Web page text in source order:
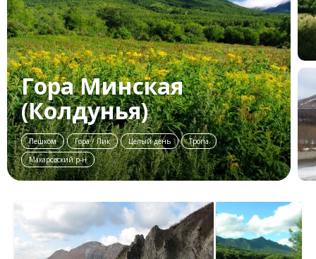
Гора Минская
(Колдунья)
Пешком Гора / Пик Целый день
Тропа
Макаровский р-н